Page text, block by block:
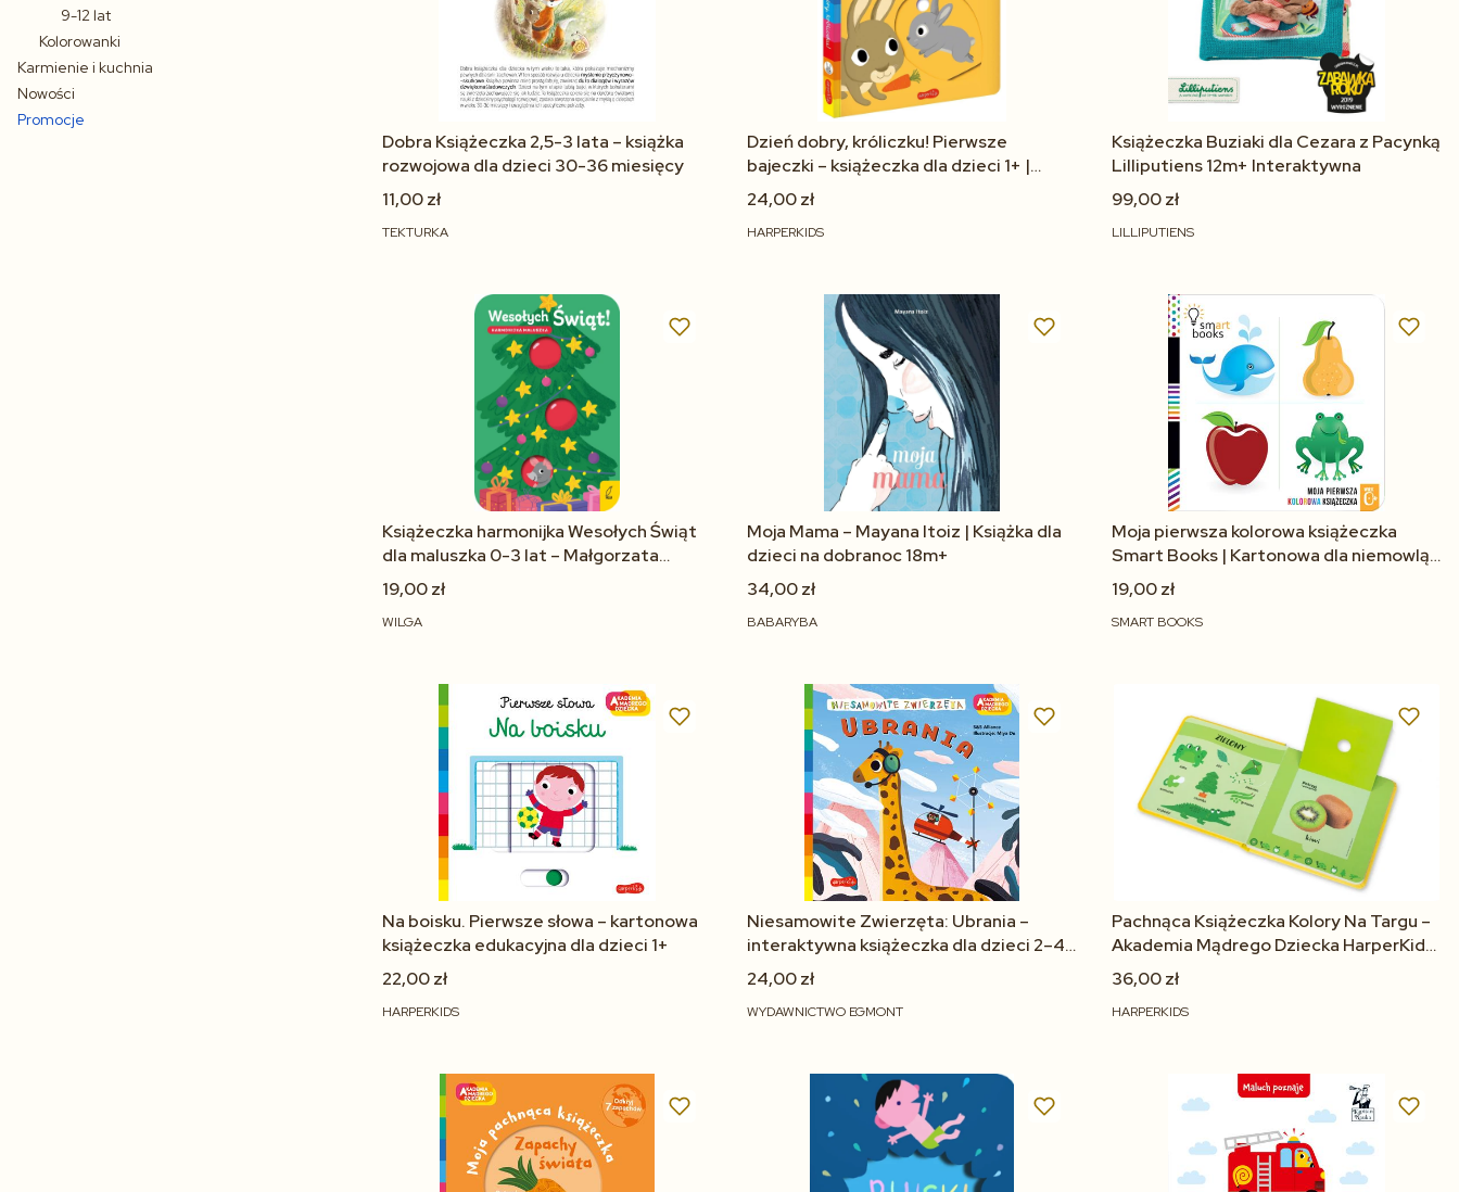
9-12 lat
Kolorowanki
Karmienie i kuchnia
Nowości
Promocje
Dobra Książeczka 2,5-3 lata – książka
rozwojowa dla dzieci 30-36 miesięcy
11,00 zł
TEKTURKA
Do koszyka
Dzień dobry, króliczku! Pierwsze
bajeczki – książeczka dla dzieci 1+ |
Akademia Mądrego Dziecka
24,00 zł
HARPERKIDS
Do koszyka
Książeczka Buziaki dla Cezara z Pacynką
Lilliputiens 12m+ Interaktywna
99,00 zł
LILLIPUTIENS
Książeczka harmonijka Wesołych Świąt
dla maluszka 0-3 lat – Małgorzata
Korbiel
19,00 zł
WILGA
Do koszyka
Moja Mama – Mayana Itoiz | Książka dla
dzieci na dobranoc 18m+
34,00 zł
BABARYBA
Do koszyka
Moja pierwsza kolorowa książeczka
Smart Books | Kartonowa dla niemowląt
0+
19,00 zł
SMART BOOKS
Do koszyka
Na boisku. Pierwsze słowa – kartonowa
książeczka edukacyjna dla dzieci 1+
22,00 zł
HARPERKIDS
Niesamowite Zwierzęta: Ubrania –
interaktywna książeczka dla dzieci 2–4
lat
24,00 zł
WYDAWNICTWO EGMONT
Do koszyka
Pachnąca Książeczka Kolory Na Targu –
Akademia Mądrego Dziecka HarperKids
0+
36,00 zł
HARPERKIDS
Do koszyka